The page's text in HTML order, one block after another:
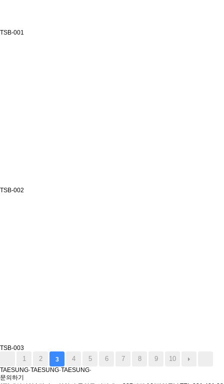
TSB-001
TSB-002
TSB-003
1 2 3 4 5 6 7 8 9 10
TAESU NG·TAESU NG·TAESU NG·
문의하기